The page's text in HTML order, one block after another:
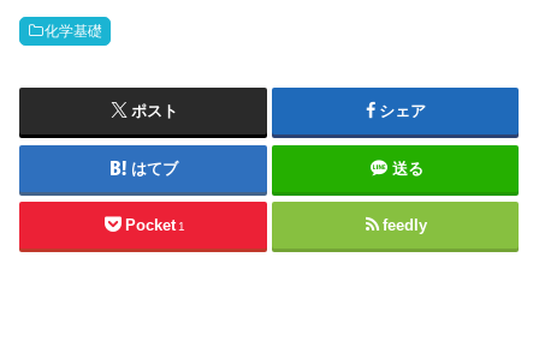
化学基礎
ポスト シェア
はてブ 送る
Pocket 1 feedly